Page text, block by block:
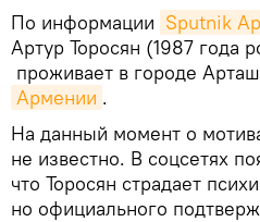
По информации Sputnik
Артур Торосян (1987 года
проживает в городе
Армении .
На данный момент о
не известно. В соцсетях
что Торосян страдает
но официального